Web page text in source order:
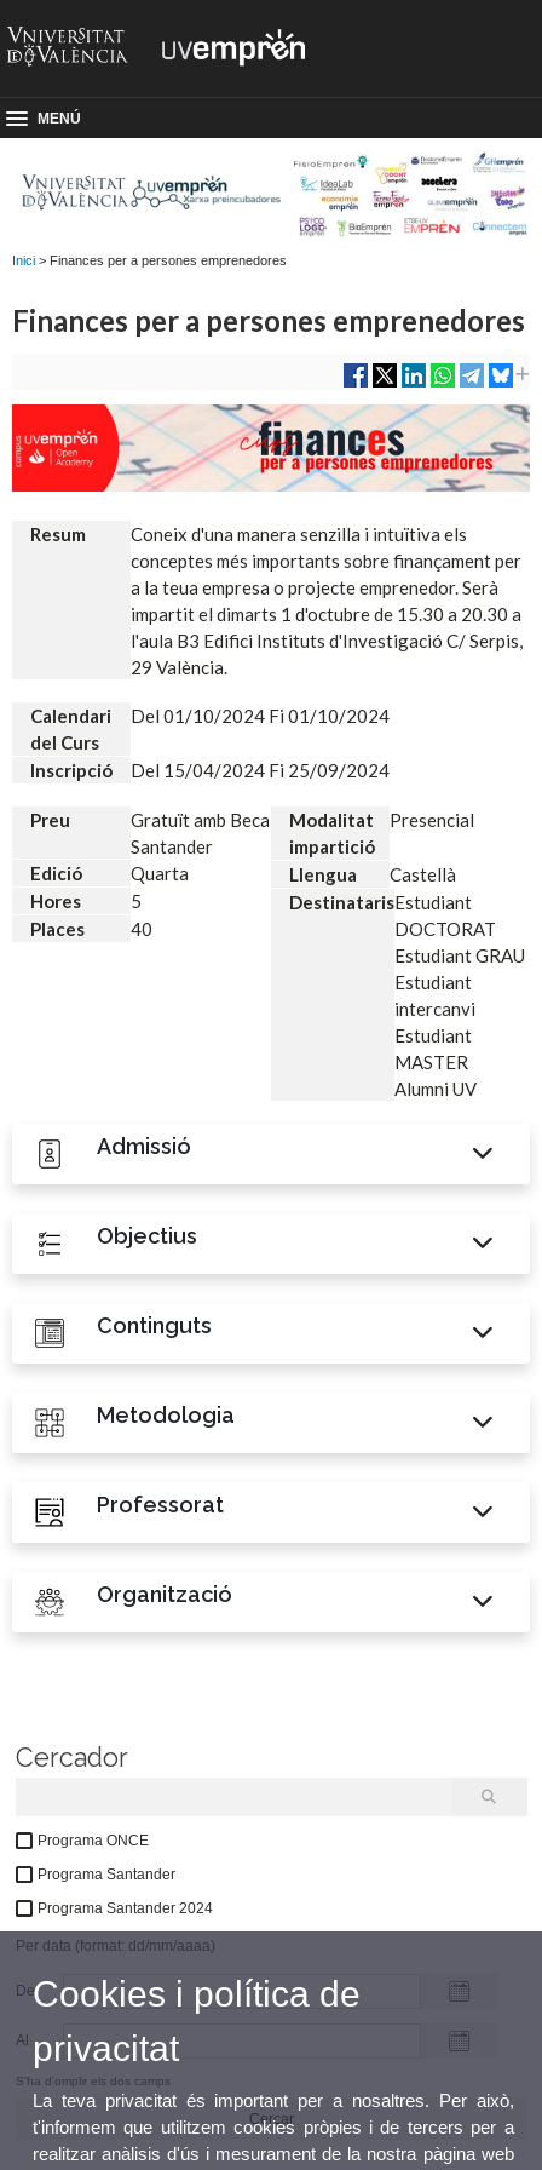
MENÚ
Inici > Finances per a persones emprenedores
Finances per a persones emprenedores
Resum
Coneix d'una manera senzilla i intuïtiva els
conceptes més importants sobre finançament per
a la teua empresa o projecte emprenedor. Serà
impartit el dimarts 1 d'octubre de 15.30 a 20.30 a
l'aula B3 Edifici Instituts d'Investigació C/ Serpis,
29 València.
Calendari
del Curs
Del 01/10/2024 Fi 01/10/2024
Inscripció Del 15/04/2024 Fi 25/09/2024
Preu
Gratuït amb Beca
Santander
Edició
Quarta
Hores
5
Places
40
Modalitat
impartició
Presencial
Llengua
Castellà
DestinatarisEstudiant
DOCTORAT
Estudiant GRAU
Estudiant
intercanvi
Estudiant
MASTER
Alumni UV
Admissió
Objectius
Continguts
Metodologia
Professorat
Organització
Cercador
Programa ONCE
Programa Santander
Programa Santander 2024
Per data (format: dd/mm/aaaa)
Del
Al
S'ha d'omplir els dos camps
Cookies i política de
privacitat
La teva privacitat és important per a nosaltres. Per això,
t'informem que utilitzem cookies pròpies i de tercers per a
realitzar anàlisis d'ús i mesurament de la nostra pàgina web